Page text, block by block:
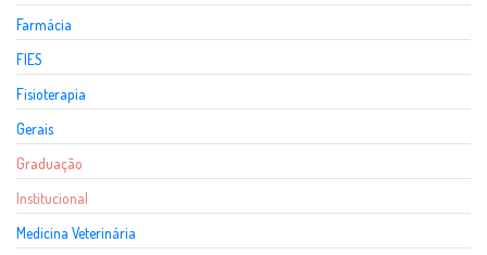
Farmácia
FIES
Fisioterapia
Gerais
Graduação
Institucional
Medicina Veterinária